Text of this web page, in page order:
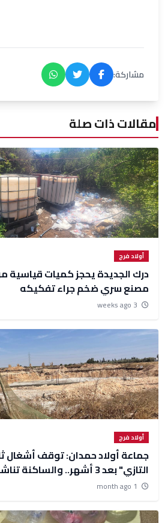
مشاركة:
مقالات ذات صلة
أولاد فرج
درك الجديدة يحجز كميات قياسية
مصنع سري ضخم جراء تفكيكه
أولاد فرج
جماعة أولاد حمدان: توقف أشغال
التازي" بعد 3 أشهر..
للتدخل